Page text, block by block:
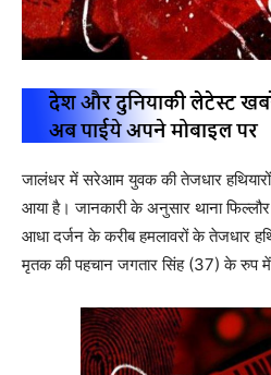
जालंधर में सरेआम युवक की तेजधार
आया है। जानकारी के अनुसार थाना
आधा दर्जन के करीब हमलावरों के तेजधार
मृतक की पहचान जगतार सिंह (37) के रुप